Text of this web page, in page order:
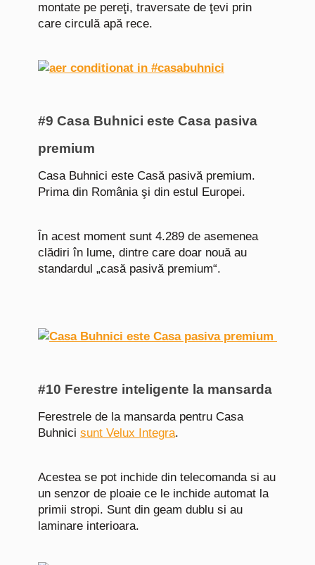
montate pe pereţi, traversate de ţevi prin
care circulă apă rece.
#9 Casa Buhnici este Casa pasiva
premium
Casa Buhnici este Casă pasivă premium.
Prima din România şi din estul Europei.
În acest moment sunt 4.289 de asemenea
clădiri în lume, dintre care doar nouă au
standardul „casă pasivă premium“.
#10 Ferestre inteligente la mansarda
Ferestrele de la mansarda pentru Casa
Buhnici sunt Velux Integra.
Acestea se pot inchide din telecomanda si au
un senzor de ploaie ce le inchide automat la
primii stropi. Sunt din geam dublu si au
laminare interioara.